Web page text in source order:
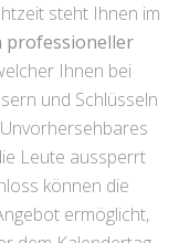
steht Ihnen im
professioneller
Ihnen bei
und Schlüsseln
Leute aussperrt
können die
ermöglicht,